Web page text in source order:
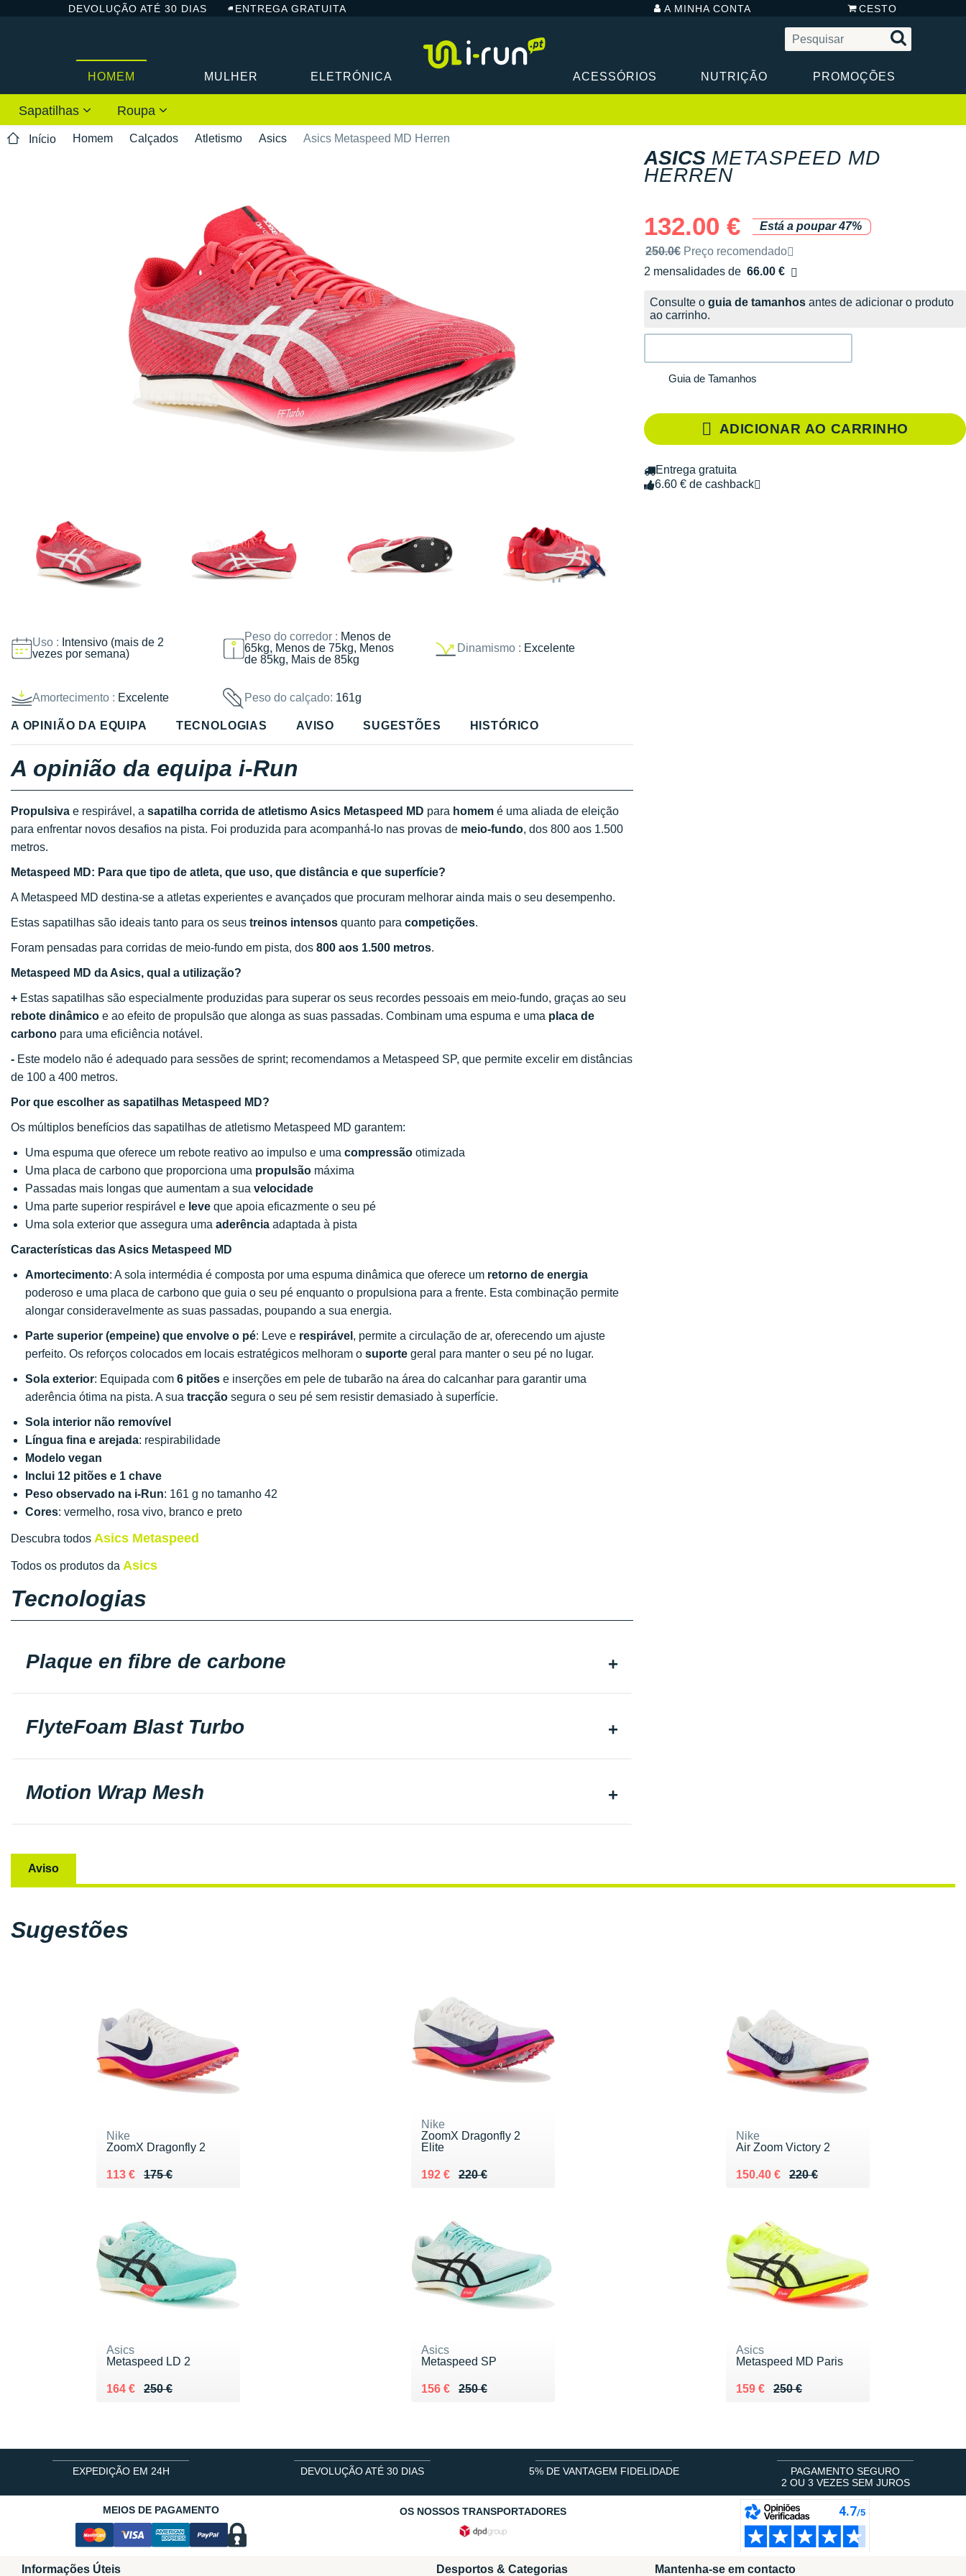
DEVOLUÇÃO ATÉ 30 DIAS ENTREGA GRATUITA A MINHA CONTA CESTO
HOMEM MULHER ELETRÓNICA ACESSÓRIOS NUTRIÇÃO PROMOÇÕES
Sapatilhas Roupa
Início Homem Calçados Atletismo Asics Asics Metaspeed MD Herren
Uso : Intensivo (mais de 2
vezes por semana)
Peso do corredor : Menos de
65kg, Menos de 75kg, Menos
de 85kg, Mais de 85kg
Dinamismo : Excelente
Amortecimento : Excelente Peso do calçado: 161g
ASICS METASPEED MD
HERREN
132.00 €
Está a poupar 47%
Preço de venda recomendado pela marca
250.0€ Preço recomendado
2 mensalidades de 66.00 €
sem custos
Consulte o guia de tamanhos antes de adicionar o produto
ao carrinho.
Guia de Tamanhos
ADICIONAR AO CARRINHO
Entrega gratuita
6.60 € de cashback
A OPINIÃO DA EQUIPA TECNOLOGIAS AVISO SUGESTÕES HISTÓRICO
A opinião da equipa i-Run
Propulsiva e respirável, a sapatilha corrida de atletismo Asics Metaspeed MD para homem é uma aliada de eleição
para enfrentar novos desafios na pista. Foi produzida para acompanhá-lo nas provas de meio-fundo, dos 800 aos 1.500
metros.
Metaspeed MD: Para que tipo de atleta, que uso, que distância e que superfície?
A Metaspeed MD destina-se a atletas experientes e avançados que procuram melhorar ainda mais o seu desempenho.
Estas sapatilhas são ideais tanto para os seus treinos intensos quanto para competições.
Foram pensadas para corridas de meio-fundo em pista, dos 800 aos 1.500 metros.
Metaspeed MD da Asics, qual a utilização?
+ Estas sapatilhas são especialmente produzidas para superar os seus recordes pessoais em meio-fundo, graças ao seu
rebote dinâmico e ao efeito de propulsão que alonga as suas passadas. Combinam uma espuma e uma placa de
carbono para uma eficiência notável.
- Este modelo não é adequado para sessões de sprint; recomendamos a Metaspeed SP, que permite excelir em distâncias
de 100 a 400 metros.
Por que escolher as sapatilhas Metaspeed MD?
Os múltiplos benefícios das sapatilhas de atletismo Metaspeed MD garantem:
Uma espuma que oferece um rebote reativo ao impulso e uma compressão otimizada
Uma placa de carbono que proporciona uma propulsão máxima
Passadas mais longas que aumentam a sua velocidade
Uma parte superior respirável e leve que apoia eficazmente o seu pé
Uma sola exterior que assegura uma aderência adaptada à pista
Características das Asics Metaspeed MD
Amortecimento: A sola intermédia é composta por uma espuma dinâmica que oferece um retorno de energia
poderoso e uma placa de carbono que guia o seu pé enquanto o propulsiona para a frente. Esta combinação permite
alongar consideravelmente as suas passadas, poupando a sua energia.
Parte superior (empeine) que envolve o pé: Leve e respirável , permite a circulação de ar, oferecendo um ajuste
perfeito. Os reforços colocados em locais estratégicos melhoram o suporte geral para manter o seu pé no lugar.
Sola exterior: Equipada com 6 pitões e inserções em pele de tubarão na área do calcanhar para garantir uma
aderência ótima na pista. A sua tracção segura o seu pé sem resistir demasiado à superfície.
Sola interior não removível
Língua fina e arejada: respirabilidade
Modelo vegan
Inclui 12 pitões e 1 chave
Peso observado na i-Run: 161 g no tamanho 42
Cores: vermelho, rosa vivo, branco e preto
Descubra todos Asics Metaspeed
Todos os produtos da Asics
Tecnologias
Plaque en fibre de carbone
FlyteFoam Blast Turbo
Motion Wrap Mesh
Aviso
Sugestões
Nike
ZoomX Dragonfly 2
175 €
Au lieu de 175 €
113 €
Vendu 113 €
Nike
ZoomX Dragonfly 2
Elite
220 €
Au lieu de 220 €
192 €
Vendu 192 €
Nike
Air Zoom Victory 2
220 €
Au lieu de 220 €
150.40 €
Vendu 150.40 €
Asics
Metaspeed LD 2
250 €
Au lieu de 250 €
164 €
Vendu 164 €
Asics
Metaspeed SP
250 €
Au lieu de 250 €
156 €
Vendu 156 €
Asics
Metaspeed MD Paris
250 €
Au lieu de 250 €
159 €
Vendu 159 €
EXPEDIÇÃO EM 24H DEVOLUÇÃO ATÉ 30 DIAS 5% DE VANTAGEM FIDELIDADE
PAGAMENTO SEGURO
2 OU 3 VEZES SEM JUROS
MEIOS DE PAGAMENTO OS NOSSOS TRANSPORTADORES
Informações Úteis Desportos & Categorias Mantenha-se em contacto